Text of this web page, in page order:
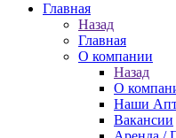
Главная
Назад
Главная
О компании
Назад
О
Наши
Вакансии